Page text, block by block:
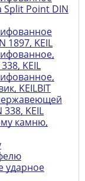
Split Point DIN
1897, KEIL
KEIL
KEILBIT
338, KEIL
камню,
ударное